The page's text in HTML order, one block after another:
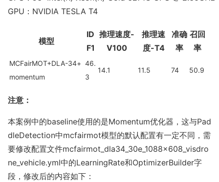
GPU：NVIDIA TESLA T4
模型
ID
F1
推理速度-
V100
推理速
度-T4
准确
率
召回
率
MCFairMOT+DLA-34+
momentum
46.
3
14.1 11.5 74 50.9
注意：
本案例中的baseline使用的是Momentum优化器，这与Pad
dleDetection中mcfairmot模型的默认配置有一定不同，需
要修改配置文件mcfairmot_dla34_30e_1088x608_visdro
ne_vehicle.yml中的LearningRate和OptimizerBuilder字
段，修改后的内容如下：